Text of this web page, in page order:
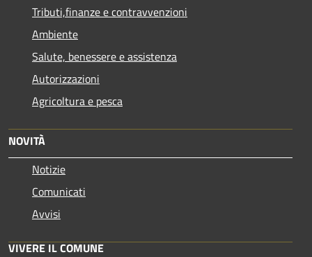
Tributi,finanze e contravvenzioni
Ambiente
Salute, benessere e assistenza
Autorizzazioni
Agricoltura e pesca
NOVITÀ
Notizie
Comunicati
Avvisi
VIVERE IL COMUNE